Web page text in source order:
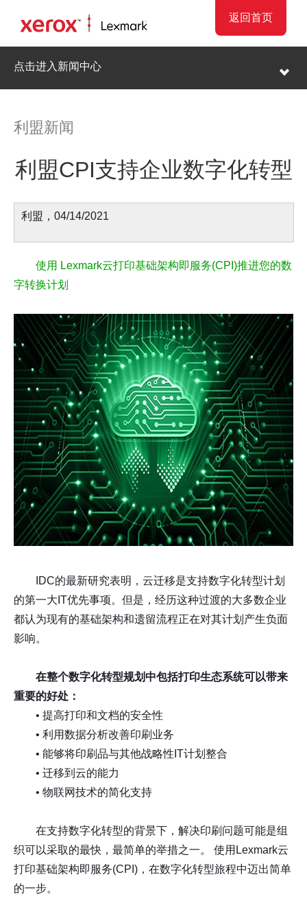
返回首页
点击进入新闻中心
利盟新闻
利盟CPI支持企业数字化转型
利盟，04/14/2021
使用 Lexmark云打印基础架构即服务(CPI)推进您的数
字转换计划
IDC的最新研究表明，云迁移是支持数字化转型计划
的第一大IT优先事项。但是，经历这种过渡的大多数企业
都认为现有的基础架构和遗留流程正在对其计划产生负面
影响。
在整个数字化转型规划中包括打印生态系统可以带来
重要的好处：
• 提高打印和文档的安全性
• 利用数据分析改善印刷业务
• 能够将印刷品与其他战略性IT计划整合
• 迁移到云的能力
• 物联网技术的简化支持
在支持数字化转型的背景下，解决印刷问题可能是组
织可以采取的最快，最简单的举措之一。 使用Lexmark云
打印基础架构即服务(CPI)，在数字化转型旅程中迈出简单
的一步。